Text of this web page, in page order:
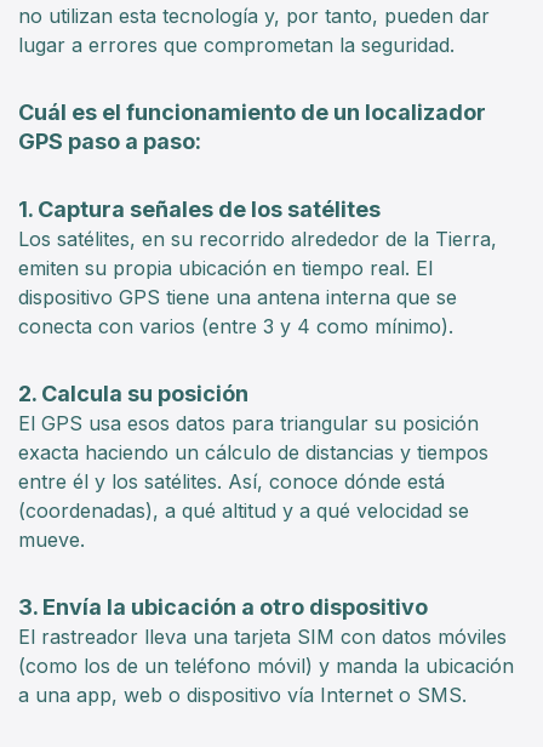
no utilizan esta tecnología y, por tanto, pueden dar
lugar a errores que comprometan la seguridad.
Cuál es el funcionamiento de un localizador
GPS paso a paso:
1. Captura señales de los satélites
Los satélites, en su recorrido alrededor de la Tierra,
emiten su propia ubicación en tiempo real. El
dispositivo GPS tiene una antena interna que se
conecta con varios (entre 3 y 4 como mínimo).
2. Calcula su posición
El GPS usa esos datos para triangular su posición
exacta haciendo un cálculo de distancias y tiempos
entre él y los satélites. Así, conoce dónde está
(coordenadas), a qué altitud y a qué velocidad se
mueve.
3. Envía la ubicación a otro dispositivo
El rastreador lleva una tarjeta SIM con datos móviles
(como los de un teléfono móvil) y manda la ubicación
a una app, web o dispositivo vía Internet o SMS.